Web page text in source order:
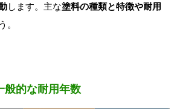
します。主な塗料の種類と特徴や耐用
。
般的な耐用年数